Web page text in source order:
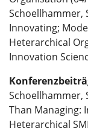
Schoellhammer,
Innovating;
Heterarchical
Innovation
Schoellhammer,
Than Managing:
Heterarchical